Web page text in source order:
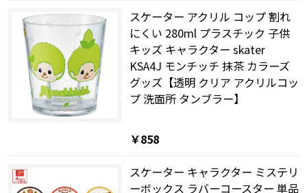
スケーター アクリル コップ 割れ
にくい 280ml プラスチック 子供
キッズ キャラクター skater
KSA4J モンチッチ 抹茶 カラーズ
グッズ【透明 クリア アクリルコッ
プ 洗面所 タンブラー】
￥858
スケーター キャラクター ミステリ
ーボックス ラバーコースター 単品